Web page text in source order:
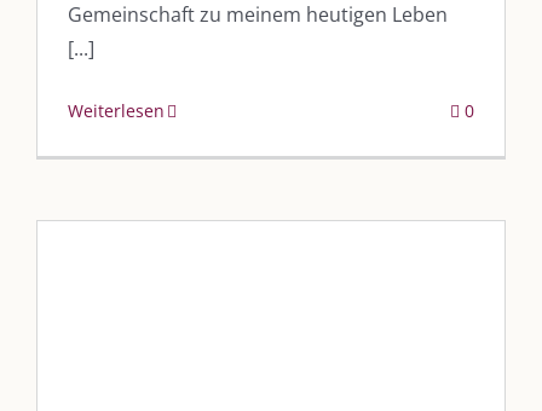
Gemeinschaft zu meinem heutigen Leben
[...]
Weiterlesen 0